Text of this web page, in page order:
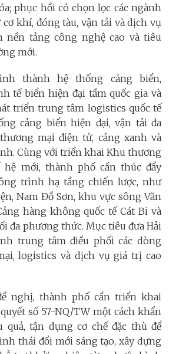
phục hồi có chọn lọc các ngành
khí, đóng tàu, vận tải và dịch vụ
nền tảng công nghệ cao và tiêu
mới.
thành hệ thống cảng biển,
tế biển hiện đại tầm quốc gia và
triển trung tâm logistics quốc tế
cảng biển hiện đại, vận tải đa
mại điện tử, cảng xanh và
Cùng với triển khai Khu thương
mới, thành phố cần thúc đẩy
trình hạ tầng chiến lược, như
Nam Đồ Sơn, khu vực sông Văn
hàng không quốc tế Cát Bi và
đa phương thức. Mục tiêu đưa Hải
trung tâm điều phối các dòng
logistics và dịch vụ giá trị cao
nghị, thành phố cần triển khai
số 57-NQ/TW một cách khẩn
quả, tận dụng cơ chế đặc thù để
thái đổi mới sáng tạo, xây dựng